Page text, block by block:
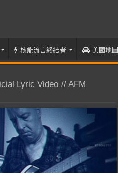
核能流言終結者 美國地圖
Lyric Video // AFM